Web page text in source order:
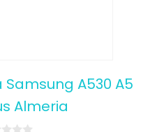
A530 A5
Almeria